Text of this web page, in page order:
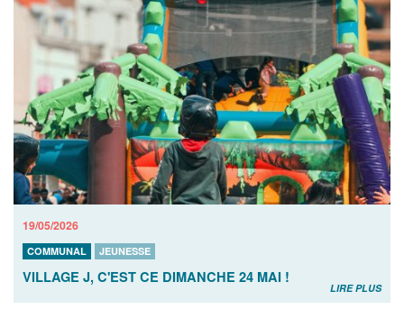
19/05/2026
COMMUNAL JEUNESSE
VILLAGE J, C'EST CE DIMANCHE 24 MAI !
LIRE PLUS